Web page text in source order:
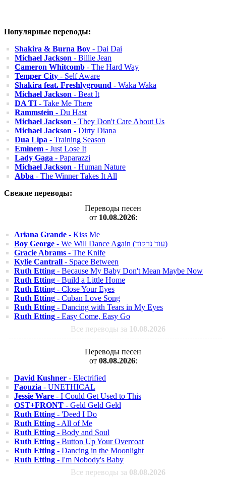
Популярные переводы:
Shakira & Burna Boy - Dai Dai
Michael Jackson - Billie Jean
Cameron Whitcomb - The Hard Way
Temper City - Self Aware
Shakira feat. Freshlyground - Waka Waka
Michael Jackson - Beat It
DA TI - Take Me There
Rammstein - Du Hast
Michael Jackson - They Don't Care About Us
Michael Jackson - Dirty Diana
Dua Lipa - Training Season
Eminem - Just Lose It
Lady Gaga - Paparazzi
Michael Jackson - Human Nature
Abba - The Winner Takes It All
Свежие переводы:
Переводы песен
от 10.08.2026:
Ariana Grande - Kiss Me
Boy George
- We Will Dance Again (עוד נרקוד)
Gracie Abrams - The Knife
Kylie Cantrall - Space Between
Ruth Etting - Because My Baby Don't Mean Maybe Now
Ruth Etting - Build a Little Home
Ruth Etting - Close Your Eyes
Ruth Etting - Cuban Love Song
Ruth Etting - Dancing with Tears in My Eyes
Ruth Etting - Easy Come, Easy Go
Все переводы за 10.08.2026
Переводы песен
от 08.08.2026:
David Kushner - Electrified
Faouzia - UNETHICAL
Jessie Ware - I Could Get Used to This
OST+FRONT - Geld Geld Geld
Ruth Etting - 'Deed I Do
Ruth Etting - All of Me
Ruth Etting - Body and Soul
Ruth Etting - Button Up Your Overcoat
Ruth Etting - Dancing in the Moonlight
Ruth Etting - I'm Nobody's Baby
Все переводы за 08.08.2026